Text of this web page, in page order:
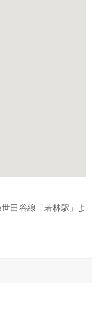
田谷線「若林駅」よ